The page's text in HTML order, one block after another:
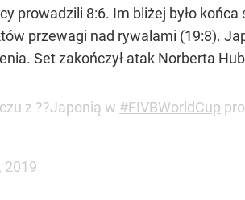
prowadzili 8:6. Im bliżej było
przewagi nad rywalami (19:8).
Set zakończył atak Norberta
z ??Japonią w #FIVBWorldCup
2019